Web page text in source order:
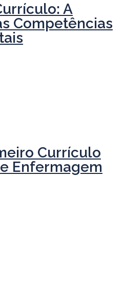
A
Competências
Currículo
Enfermagem